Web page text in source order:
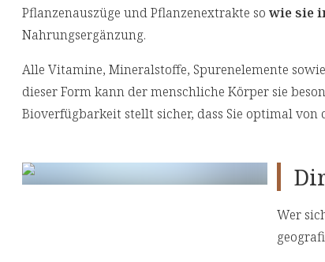
Pflanzenauszüge und Pflanzenextrakte so wie sie
Nahrungsergänzung.
Alle Vitamine, Mineralstoffe, Spurenelemente
dieser Form kann der menschliche Körper sie
Bioverfügbarkeit stellt sicher, dass Sie optimal
Wer